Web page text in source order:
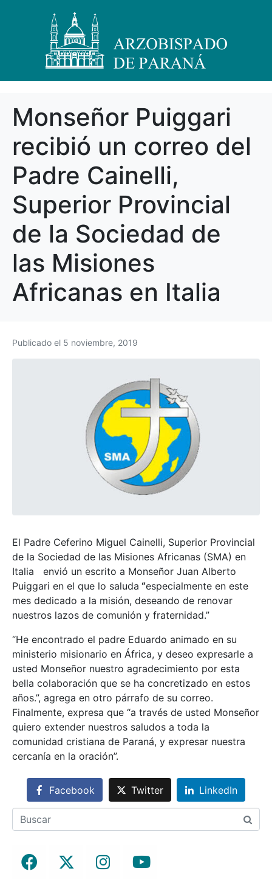
Monseñor Puiggari
recibió un correo del
Padre Cainelli,
Superior Provincial
de la Sociedad de
las Misiones
Africanas en Italia
Publicado el 5 noviembre, 2019
El Padre Ceferino Miguel Cainelli, Superior Provincial
de la Sociedad de las Misiones Africanas (SMA) en
Italia envió un escrito a Monseñor Juan Alberto
Puiggari en el que lo saluda “especialmente en este
mes dedicado a la misión, deseando de renovar
nuestros lazos de comunión y fraternidad.”
“He encontrado el padre Eduardo animado en su
ministerio misionario en África, y deseo expresarle a
usted Monseñor nuestro agradecimiento por esta
bella colaboración que se ha concretizado en estos
años.”, agrega en otro párrafo de su correo.
Finalmente, expresa que “a través de usted Monseñor
quiero extender nuestros saludos a toda la
comunidad cristiana de Paraná, y expresar nuestra
cercanía en la oración”.
Facebook Twitter LinkedIn